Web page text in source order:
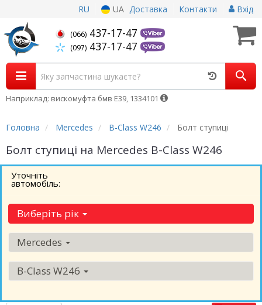
RU UA Доставка Контакти Вхід
(066) 437-17-47
(097) 437-17-47
Наприклад: вискомуфта бмв Е39, 1334101
Головна Mercedes B-Class W246 Болт ступиці
Болт ступиці на Mercedes B-Class W246
Уточніть
автомобіль:
Виберіть рік
Mercedes
B-Class W246